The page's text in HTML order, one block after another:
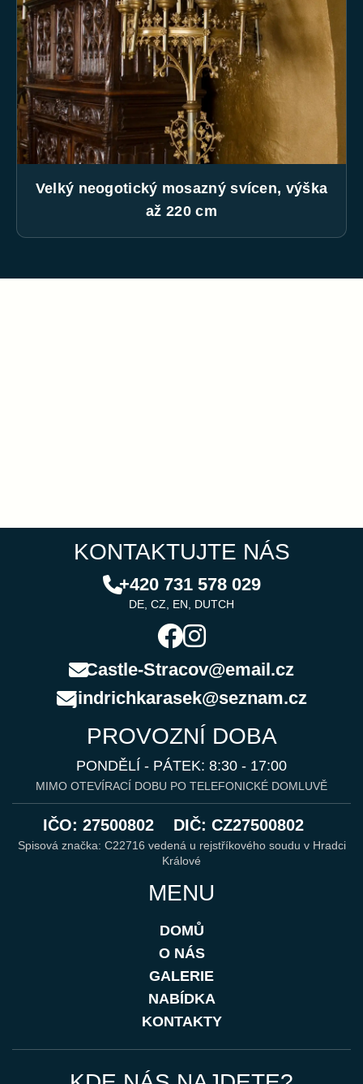
Velký neogotický mosazný svícen, výška
až 220 cm
KONTAKTUJTE NÁS
+420 731 578 029
DE, CZ, EN, DUTCH
Castle-Stracov@email.cz
jindrichkarasek@seznam.cz
PROVOZNÍ DOBA
PONDĚLÍ - PÁTEK: 8:30 - 17:00
MIMO OTEVÍRACÍ DOBU PO TELEFONICKÉ DOMLUVĚ
IČO: 27500802 DIČ: CZ27500802
Spisová značka: C22716 vedená u rejstříkového soudu v Hradci
Králové
MENU
DOMŮ
O NÁS
GALERIE
NABÍDKA
KONTAKTY